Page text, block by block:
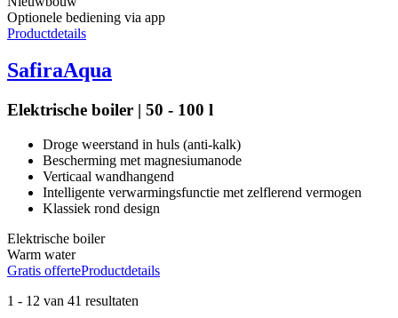
Optionele bediening via app
Productdetails
SafiraAqua
Elektrische boiler | 50 - 100 l
Droge weerstand in huls (anti-kalk)
Bescherming met magnesiumanode
Verticaal wandhangend
Intelligente verwarmingsfunctie met zelflerend vermogen
Klassiek rond design
Elektrische boiler
Warm water
Gratis offerteProductdetails
1 - 12 van 41 resultaten